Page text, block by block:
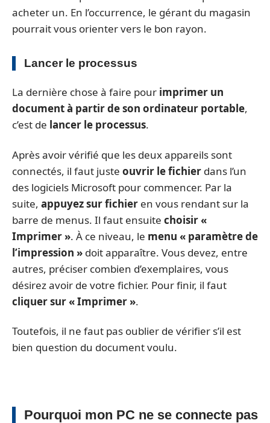
acheter un. En l’occurrence, le gérant du magasin
pourrait vous orienter vers le bon rayon.
Lancer le processus
La dernière chose à faire pour imprimer un
document à partir de son ordinateur portable,
c’est de lancer le processus.
Après avoir vérifié que les deux appareils sont
connectés, il faut juste ouvrir le fichier dans l’un
des logiciels Microsoft pour commencer. Par la
suite, appuyez sur fichier en vous rendant sur la
barre de menus. Il faut ensuite choisir «
Imprimer ». À ce niveau, le menu « paramètre de
l’impression » doit apparaître. Vous devez, entre
autres, préciser combien d’exemplaires, vous
désirez avoir de votre fichier. Pour finir, il faut
cliquer sur « Imprimer ».
Toutefois, il ne faut pas oublier de vérifier s’il est
bien question du document voulu.
Pourquoi mon PC ne se connecte pas